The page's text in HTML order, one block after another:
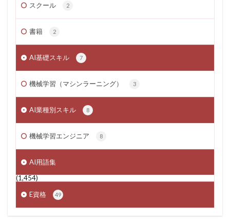
スクール 2
書籍 2
AI基礎スキル 7
機械学習（マシンラーニング） 3
AI業種別スキル 8
機械学習エンジニア 8
AI用語集
(1,454)
E資格
49